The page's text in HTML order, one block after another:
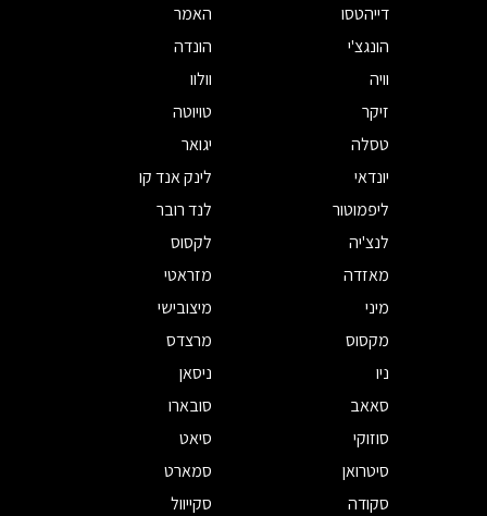
דייהטסו
האמר
הונגצ'י
הונדה
וויה
וולוו
זיקר
טויוטה
טסלה
יגואר
יונדאי
לינק אנד קו
ליפמוטור
לנד רובר
לנצ'יה
לקסוס
מאזדה
מזראטי
מיני
מיצובישי
מקסוס
מרצדס
ניו
ניסאן
סאאב
סובארו
סוזוקי
סיאט
סיטרואן
סמארט
סקודה
סקייוול